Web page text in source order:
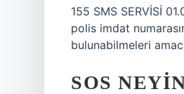
155 SMS SERVİSİ
polis imdat
bulunabilmeleri
SOS